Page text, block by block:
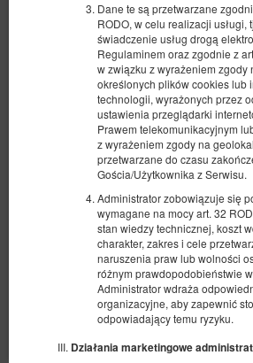
Dane te są przetwarzane
RODO, w celu realizacji usługi,
świadczenie usług drogą
Regulaminem oraz zgodnie z
w związku z wyrażeniem zgody
określonych plików cookies lub
technologii, wyrażonych przez
ustawienia przeglądarki
Prawem telekomunikacyjnym
z wyrażeniem zgody na
przetwarzane do czasu
Gościa/Użytkownika z Serwisu.
Administrator zobowiązuje się
wymagane na mocy art. 32
stan wiedzy technicznej, koszt
charakter, zakres i cele
naruszenia praw lub wolności
różnym prawdopodobieństwie
Administrator wdraża
organizacyjne, aby zapewnić
odpowiadający temu ryzyku.
Działania marketingowe
Standard - Człowiek
Dostępna liczba: 2
pow. 21,00 m2
1
2 łóżka pojedyncze (Single)
Udostępnij